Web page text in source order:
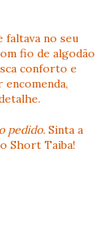
faltava no seu
fio de algodão
conforto e
pedido. Sinta a
Short Taiba!